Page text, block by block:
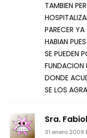
TAMBIEN
PARECER
HABIAN
SE PUEDEN
FUNDACION
DONDE
SE LOS
Sra.
31 enero 2009